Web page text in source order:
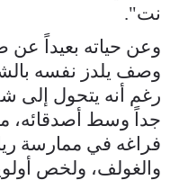
نت".
وعن حياته بعيداً
وصف يلدز نفسه
رغم أنه يتحول إلى
جداً وسط أصدقائه،
فراغه في ممارسة
والغولف، ولخص